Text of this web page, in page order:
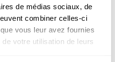
de médias sociaux, de
combiner celles-ci
vous leur avez fournies
votre utilisation de leurs
d'une série